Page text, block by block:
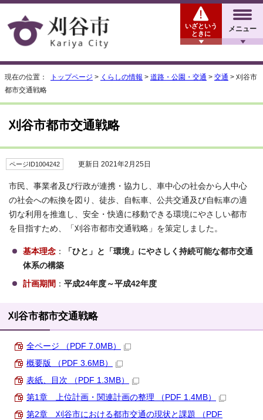
メニュー
いざという
ときに
現在の位置： トップページ > くらしの情報 > 道路・公園・交通 > 交通 > 刈谷市
都市交通戦略
刈谷市都市交通戦略
ページID1004242 更新日 2021年2月25日
市民、事業者及び行政が連携・協力し、車中心の社会から人中心
の社会への転換を図り、徒歩、自転車、公共交通及び自転車の適
切な利用を推進し、安全・快適に移動できる環境にやさしい都市
を目指すため、「刈谷市都市交通戦略」を策定しました。
基本理念 ：
「ひと」と「環境」にやさしく持続可能な都市交通
体系の構築
計画期間 ： 平成24年度～平成42年度
刈谷市都市交通戦略
全ページ （PDF 7.0MB）
概要版 （PDF 3.6MB）
表紙、目次 （PDF 1.3MB）
第1章 上位計画・関連計画の整理 （PDF 1.4MB）
第2章 刈谷市における都市交通の現状と課題 （PDF